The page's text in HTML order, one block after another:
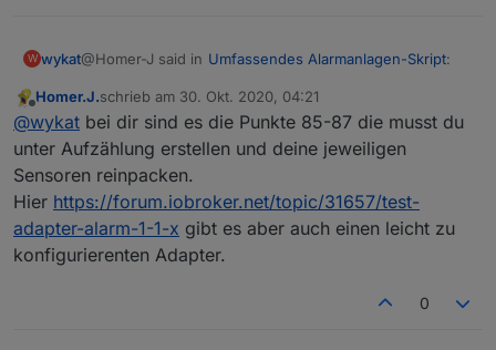
W wykat@Homer-J said in Umfassendes Alarmanlagen-Skript:
@ wykatbei Array kommt nichts rein schau mal in
Zeile 77-79 die musst du bei Aufzählungen als
Funktion angelegt haben. Und achte auf Groß-und
Kleinschreibung.
Muss da irgendwie auf der leitung stehen. Meinst du
zeilen 85 - 87 im original script (hatte das auch mal
versucht)? Gibt's irgendwo ein beispiel? Hatte zuerst
das hier
aus diesem thread verwendet, das sollte aber
falsch sein.
Offline
Homer.J.schrieb am 30. Okt. 2020, 04:21
zuletzt editiert von
@wykat bei dir sind es die Punkte 85-87 die musst du
unter Aufzählung erstellen und deine jeweiligen
Sensoren reinpacken.
Hier https://forum.iobroker.net/topic/31657/test-
adapter-alarm-1-1-x gibt es aber auch einen leicht zu
konfigurierenten Adapter.
0